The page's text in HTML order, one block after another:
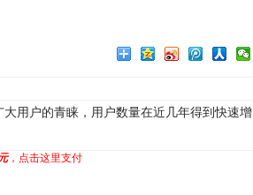
户的青睐，用户数量在近几年得到快速增
，点击这里支付